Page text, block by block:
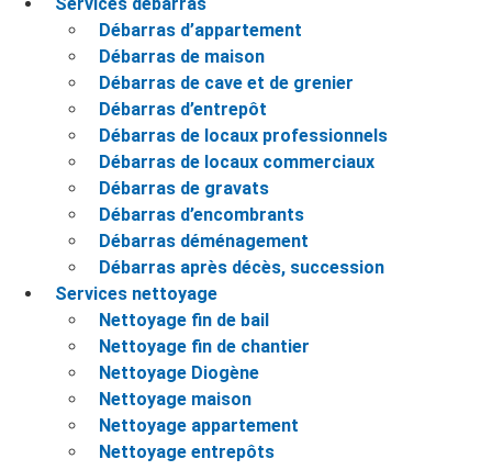
Services débarras
Débarras d’appartement
Débarras de maison
Débarras de cave et de grenier
Débarras d’entrepôt
Débarras de locaux professionnels
Débarras de locaux commerciaux
Débarras de gravats
Débarras d’encombrants
Débarras déménagement
Débarras après décès, succession
Services nettoyage
Nettoyage fin de bail
Nettoyage fin de chantier
Nettoyage Diogène
Nettoyage maison
Nettoyage appartement
Nettoyage entrepôts